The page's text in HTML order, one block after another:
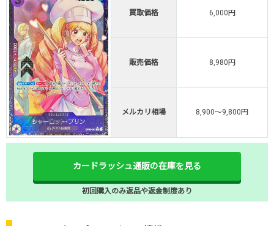
買取価格 6,000円
販売価格 8,980円
メルカリ相場 8,900～9,800円
カードラッシュ通販の在庫を見る
初回購入のみ返品や返金制度あり